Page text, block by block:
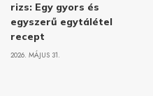
rizs: Egy gyors és
egyszerű egytálétel
recept
2026. MÁJUS 31.